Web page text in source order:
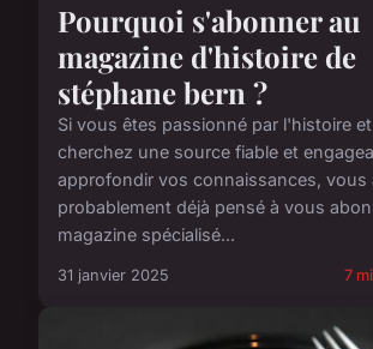
Pourquoi s'abonner au
magazine d'histoire de
stéphane bern ?
Si vous êtes passionné par l'histoire
cherchez une source fiable et
approfondir vos connaissances, vous
probablement déjà pensé à vous
magazine spécialisé...
31 janvier 2025 7